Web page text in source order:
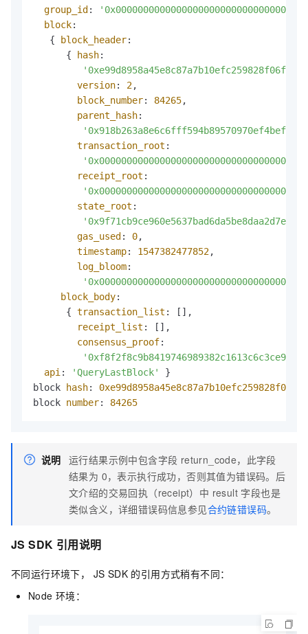
group_id :
block:
   {
block_header:
      {
hash:
version: 2,
block_number: 84265,
parent_hash:
transaction_root :
receipt_root :
state_root :
gas_used : 0,
timestamp: 1547382477852,
log_bloom:
block_body:
      {
transaction_list : [],
receipt_list : [],
consensus_proof:
api : 'QueryLastBlock'
}
block
hash:
block number: 84265
说明 运行结果示例中包含字段 return_code，此字段
结果为 0，表示执行成功，否则其值为错误码。后
文介绍的交易回执（receipt）中 result 字段也是
类似含义，详细错误码信息参见合约链错误码。
JS SDK 引用说明
不同运行环境下， JS SDK 的引用方式稍有不同：
Node 环境：